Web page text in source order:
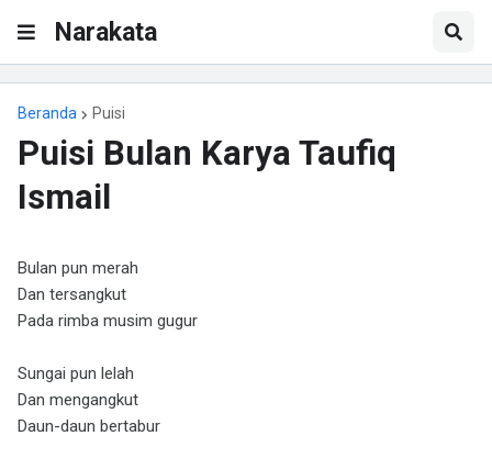
Narakata
Beranda Puisi
Puisi Bulan Karya Taufiq
Ismail
Bulan pun merah
Dan tersangkut
Pada rimba musim gugur
Sungai pun lelah
Dan mengangkut
Daun-daun bertabur